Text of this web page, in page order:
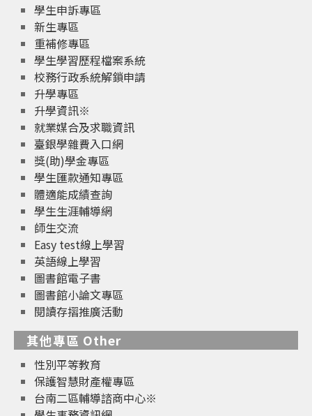
學生申訴專區
新生專區
重補修專區
學生學習歷程檔案系統
校務行政系統解鎖申請
升學專區
升學資訊※
就業媒合及求職資訊
臺銀學雜費入口網
獎(助)學金專區
學生匯款通知專區
體適能成績查詢
學生生涯輔導網
師生交流
Easy test線上學習
英語線上學習
圖書館電子書
圖書館小論文專區
閱讀存摺推廣活動
其他專區 Other
性別平等教育
保護智慧財產權專區
台南二區輔導諮商中心※